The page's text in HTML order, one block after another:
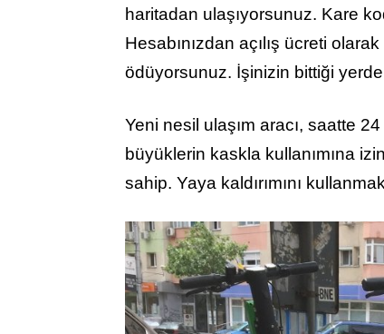
haritadan ulaşıyorsunuz. Kare
Hesabınızdan açılış ücreti
ödüyorsunuz. İşinizin bittiği
Yeni nesil ulaşım aracı, saatte
büyüklerin kaskla kullanımına
sahip. Yaya kaldırımını